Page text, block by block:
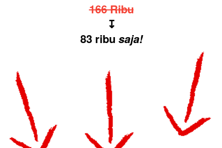
166 Ribu
↧
83 ribu saja!